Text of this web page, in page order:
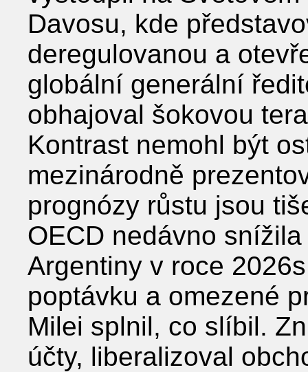
Davosu, kde
deregulovanou a
globální generální
obhajoval šokovou
Kontrast nemohl být
mezinárodně
prognózy růstu jsou
OECD nedávno
Argentiny v roce
poptávku a omezené
Milei splnil, co slíbil.
účty, liberalizoval